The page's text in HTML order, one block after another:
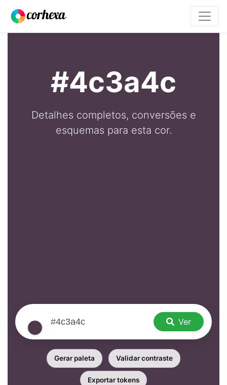
#4c3a4c
Detalhes completos, conversões e
esquemas para esta cor.
Ver
Gerar paleta Validar contraste
Exportar tokens